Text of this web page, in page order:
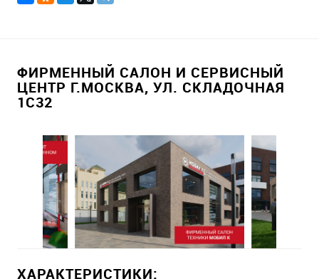
ФИРМЕННЫЙ САЛОН И СЕРВИСНЫЙ
ЦЕНТР Г.МОСКВА, УЛ. СКЛАДОЧНАЯ
1С32
ХАРАКТЕРИСТИКИ: